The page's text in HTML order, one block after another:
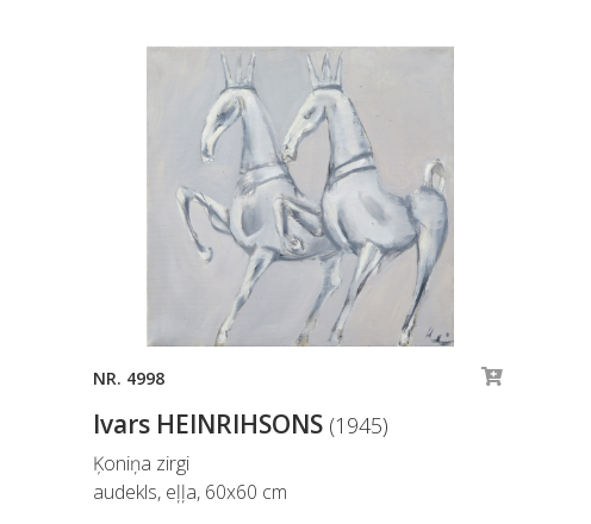
NR. 4998
Ivars HEINRIHSONS (1945)
Ķoniņa zirgi
audekls, eļļa, 60x60 cm